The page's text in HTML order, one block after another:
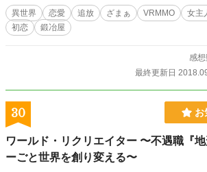
ますわ！ ですので、お兄様は皇帝になってください
っています。本編序章が始まる少し前のお話です。本
夫な構成になっておりますが、よろしければぜひ本編
異世界 恋愛 追放 ざまぁ VRMMO 女主
初恋
鍛冶屋
感
最終更新日
30 お
ワールド・リクリエイター 〜不遇職『
ーごと世界を創り変える〜